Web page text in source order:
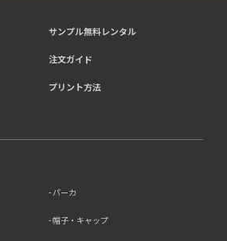
サンプル無料レンタル
注文ガイド
プリント方法
パーカ
帽子・キャップ